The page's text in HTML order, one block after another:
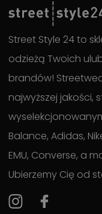
Street Style 24 to
odzieżą Twoich
brandów!
najwyższej jakości,
Balance, Adidas,
EMU, Converse, a
Ubierzemy Cię od